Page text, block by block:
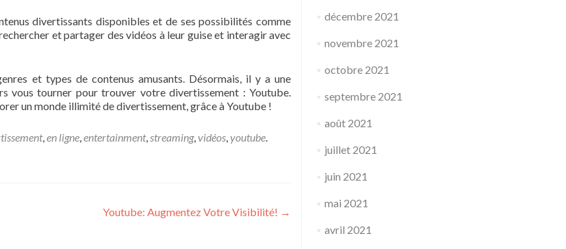
divertissants disponibles et de ses possibilités comme
et partager des vidéos à leur guise et interagir avec
et types de contenus amusants. Désormais, il y a une
vous tourner pour trouver votre divertissement : Youtube.
un monde illimité de divertissement, grâce à Youtube !
,en ligne,entertainment,streaming,vidéos,youtube.
Youtube: Augmentez Votre Visibilité! →
décembre 2021
novembre 2021
octobre 2021
septembre 2021
août 2021
juillet 2021
juin 2021
mai 2021
avril 2021